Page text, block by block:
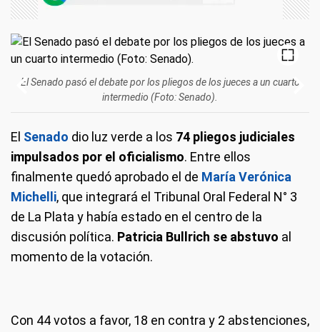
El Senado pasó el debate por los pliegos de los jueces a un cuarto
intermedio (Foto: Senado).
El Senado dio luz verde a los 74 pliegos judiciales
impulsados por el oficialismo. Entre ellos
finalmente quedó aprobado el de María Verónica
Michelli, que integrará el Tribunal Oral Federal N° 3
de La Plata y había estado en el centro de la
discusión política. Patricia Bullrich se abstuvo al
momento de la votación.
Con 44 votos a favor, 18 en contra y 2 abstenciones,